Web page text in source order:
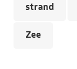
strand
Zee